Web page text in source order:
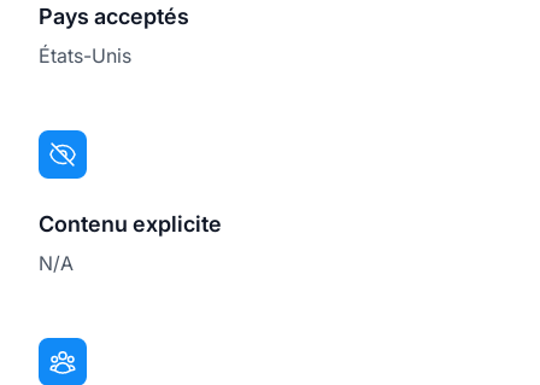
Pays acceptés
États-Unis
Contenu explicite
N/A